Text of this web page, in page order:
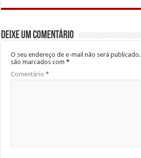
Deixe um comentário
O seu endereço de e-mail não será publicado.
são marcados com*
Comentário*